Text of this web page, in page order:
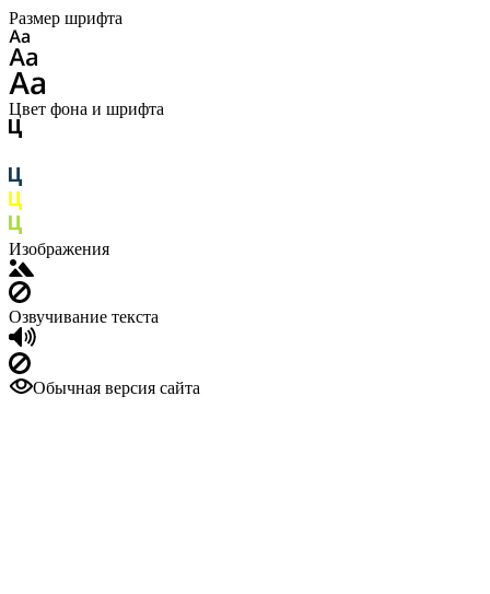
Размер шрифта
Цвет фона и шрифта
Изображения
Озвучивание текста
Обычная версия сайта